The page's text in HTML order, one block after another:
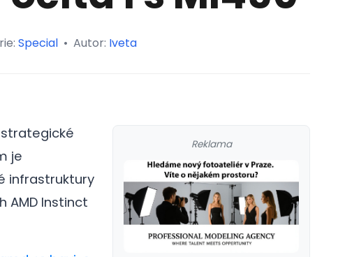
Special • Autor: Iveta
Reklama
je
infrastruktury
AMD Instinct